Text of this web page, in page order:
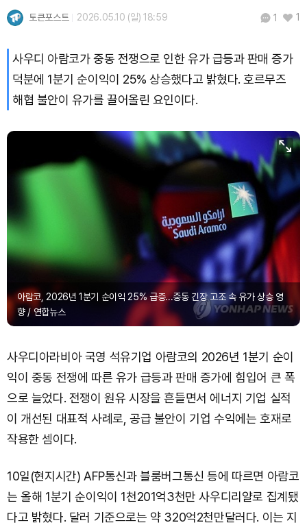
XRP (XRP) ₩1,463(-1.69%)
Solana (SOL)
TRON (TRX) ₩466.9(+0.02%)
Hyperliquid (HYPE) 79,492 (+0.33%)
₩99.42 (+1.43%)
토큰포스트 2026.05.10 (일) 18:59 1 1
사우디 아람코가 중동 전쟁으로 인한 유가 급등과 판매 증가
덕분에 1분기 순이익이 25% 상승했다고 밝혔다. 호르무즈
해협 불안이 유가를 끌어올린 요인이다.
아람코, 2026년 1분기 순이익 25% 급증...중동 긴장 고조 속 유가 상승 영
향 / 연합뉴스
사우디아라비아 국영 석유기업 아람코의 2026년 1분기 순이
익이 중동 전쟁에 따른 유가 급등과 판매 증가에 힘입어 큰 폭
으로 늘었다. 전쟁이 원유 시장을 흔들면서 에너지 기업 실적
이 개선된 대표적 사례로, 공급 불안이 기업 수익에는 호재로
작용한 셈이다.
10일(현지시간) AFP통신과 블룸버그통신 등에 따르면 아람코
는 올해 1분기 순이익이 1천201억3천만 사우디리얄로 집계됐
다고 밝혔다. 달러 기준으로는 약 320억2천만달러다. 이는 지